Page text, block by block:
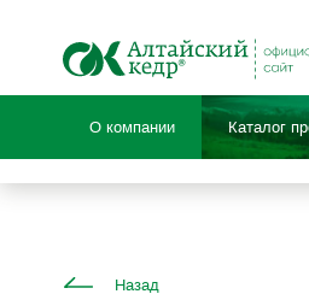
О компании Каталог
Назад